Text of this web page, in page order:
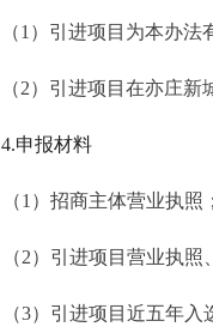
（1）引进项目为本办法
（2）引进项目在亦庄新
4.申报材料
（1）招商主体营业执照；
（2）引进项目营业执照
（3）引进项目近五年入